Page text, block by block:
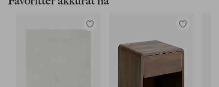
Legg
Legg
favoritter